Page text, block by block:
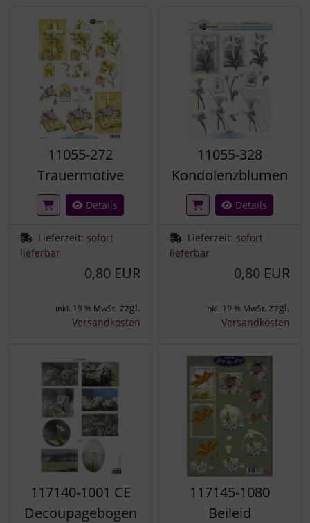
11055-272
Trauermotive
Details
Lieferzeit: sofort
lieferbar
0,80 EUR
inkl. 19 % MwSt. zzgl.
Versandkosten
11055-328
Kondolenzblumen
Details
Lieferzeit: sofort
lieferbar
0,80 EUR
inkl. 19 % MwSt. zzgl.
Versandkosten
117140-1001 CE
Decoupagebogen
117145-1080
Beileid